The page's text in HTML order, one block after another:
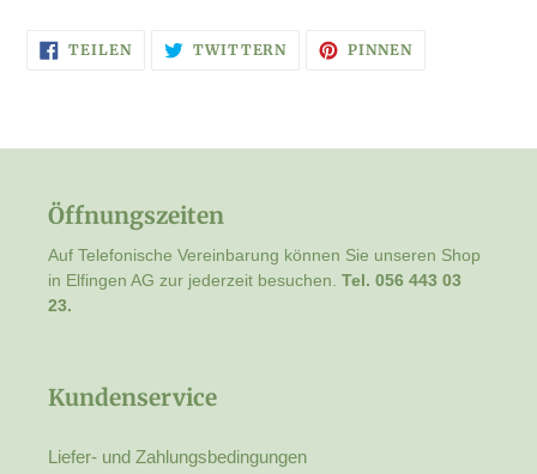
TEILENAUF
FACEBOOK
TWITTERNAUF
TWITTER
PINNENAUF
Öffnungszeiten
Auf Telefonische Vereinbarung können Sie unseren Shop
in Elfingen AG zur jederzeit besuchen. Tel. 056 443 03
23.
Kundenservice
Liefer- und Zahlungsbedingungen